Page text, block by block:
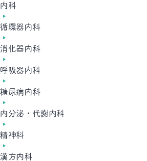
内科
循環器内科
消化器内科
呼吸器内科
糖尿病内科
内分泌・代謝内科
精神科
漢方内科